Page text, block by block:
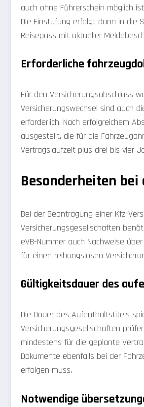
auch ohne Führerschein möglich
Die Einstufung erfolgt dann in die
Reisepass mit aktueller
Erforderliche
Für den Versicherungsabschluss
Versicherungswechsel sind auch
erforderlich. Nach erfolgreichem
ausgestellt, die für die
Vertragslaufzeit plus drei bis vier
Besonderheiten
Bei der Beantragung einer Kfz-
Versicherungsgesellschaften
eVB-Nummer auch Nachweise
für einen reibungslosen
Gültigkeitsdauer des
Die Dauer des Aufenthaltstitels
Versicherungsgesellschaften
mindestens für die geplante
Dokumente ebenfalls bei der
erfolgen muss.
Notwendige